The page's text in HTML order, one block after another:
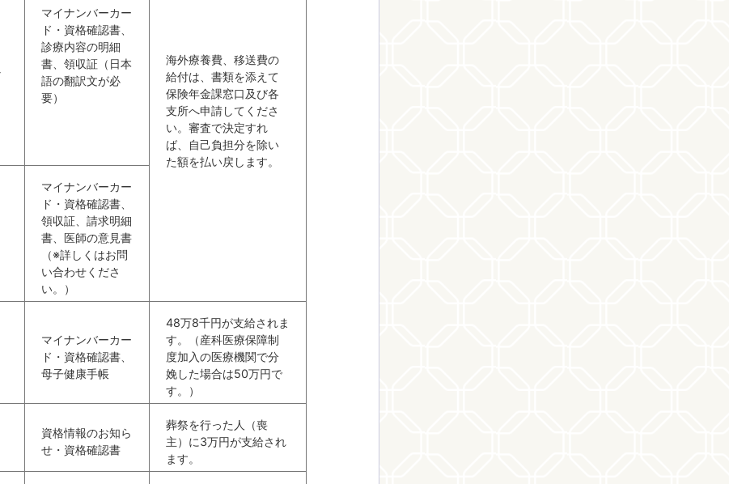
マイナンバーカー
ド・資格確認書、
診療内容の明細
書、領収証（日本
語の翻訳文が必
要）
海外療養費、移送費の
給付は、書類を添えて
保険年金課窓口及び各
支所へ申請してくださ
い。審査で決定すれ
ば、自己負担分を除い
た額を払い戻します。
マイナンバーカー
ド・資格確認書、
領収証、請求明細
書、医師の意見書
（※詳しくはお問
い合わせくださ
い。）
マイナンバーカー
ド・資格確認書、
母子健康手帳
48万8千円が支給されま
す。（産科医療保障制
度加入の医療機関で分
娩した場合は50万円で
す。）
資格情報のお知ら
せ・資格確認書
葬祭を行った人（喪
主）に3万円が支給され
ます。